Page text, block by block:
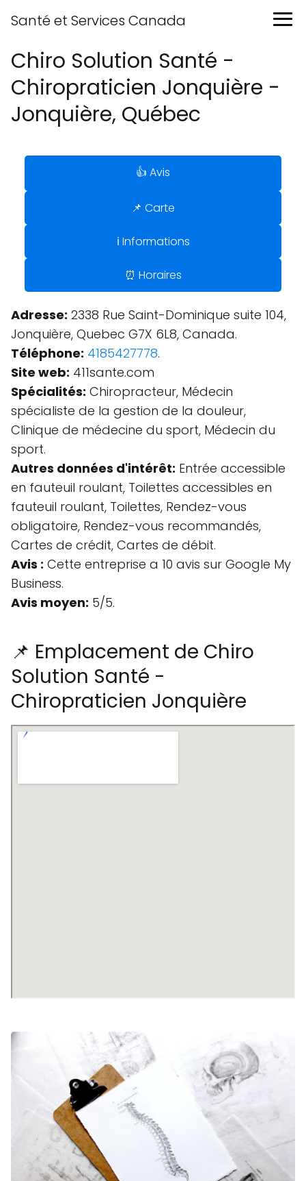
Santé et Services Canada
Chiro Solution Santé -
Chiropraticien Jonquière -
Jonquière, Québec
👍 Avis
📌 Carte
ℹ️ Informations
⏰ Horaires
Adresse: 2338 Rue Saint-Dominique suite 104,
Jonquière, Quebec G7X 6L8, Canada.
Téléphone: 4185427778.
Site web: 411sante.com
Spécialités: Chiropracteur, Médecin
spécialiste de la gestion de la douleur,
Clinique de médecine du sport, Médecin du
sport.
Autres données d'intérêt: Entrée accessible
en fauteuil roulant, Toilettes accessibles en
fauteuil roulant, Toilettes, Rendez-vous
obligatoire, Rendez-vous recommandés,
Cartes de crédit, Cartes de débit.
Avis : Cette entreprise a 10 avis sur Google My
Business.
Avis moyen: 5/5.
📌 Emplacement de Chiro
Solution Santé -
Chiropraticien Jonquière